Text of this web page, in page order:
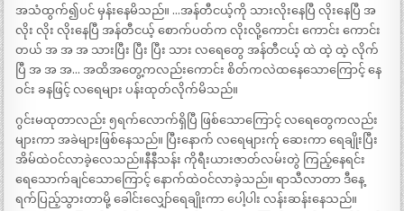
အသံထွက်၍ပင် မှန်းနေမိသည်။ …အန်တီငယ့်ကို သားလိုးနေပြီ လိုးနေပြီ အ
လိုး လိုး လိုးနေပြီ အန်တီငယ့် စောက်ပတ်က လိုးလို့ကောင်း ကောင်း ကောင်း
တယ် အ အ အ သားပြီး ပြီး ပြီး သား လရေတွေ အန်တီငယ့် ထဲ ထဲ့ ထဲ့ လိုက်
ပြီ အ အ အ… အထိအတွေ့ကလည်းကောင်း စိတ်ကလဲထနေသောကြောင့် နေ
ဝင်း ခနဖြင့် လရေများ ပန်းထုတ်လိုက်မိသည်။
ဂွင်းမထုတာလည်း ၅ရက်လောက်ရှိပြီ ဖြစ်သောကြောင့် လရေတွေကလည်း
များကာ အခဲများဖြစ်နေသည်။ ပြီးနောက် လရေများက်ု ဆေးကာ ရေချိုးပြီး
အိမ်ထဲဝင်လာခဲ့လေသည်။နီနီသန်း ကိုရီးယားဇာတ်လမ်းတွဲ ကြည့်နေရင်း
ရေသောက်ချင်သောကြောင့် နောက်ထဲဝင်လာခဲ့သည်။ ရာသီလာတာ ဒီနေ့
ရက်ပြည့်သွားတာမို့ ခေါင်းလျှော်ရေချိုးကာ ပေါ့ပါး လန်းဆန်းနေသည်။